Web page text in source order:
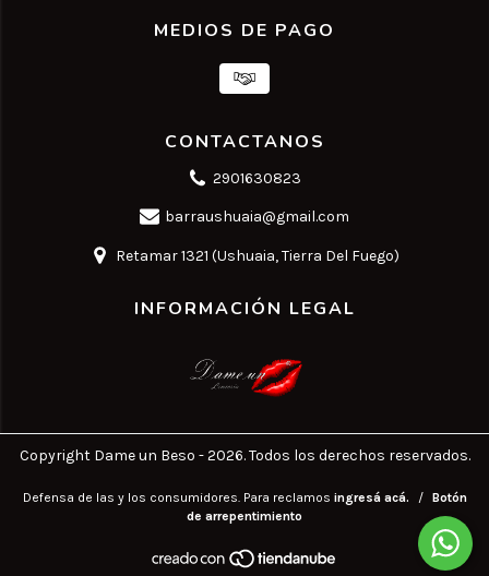
MEDIOS DE PAGO
CONTACTANOS
2901630823
barraushuaia@gmail.com
Retamar 1321 (Ushuaia, Tierra Del Fuego)
INFORMACIÓN LEGAL
Copyright Dame un Beso - 2026. Todos los derechos reservados.
Defensa de las y los consumidores. Para reclamos ingresá acá. /
Botón
de arrepentimiento